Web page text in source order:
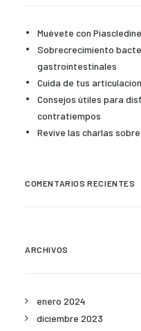
Muévete con Piascledine
Sobrecrecimiento
gastrointestinales
Cuida de tus
Consejos útiles para
contratiempos
Revive las charlas
COMENTARIOS RECIENTES
ARCHIVOS
enero 2024
diciembre 2023